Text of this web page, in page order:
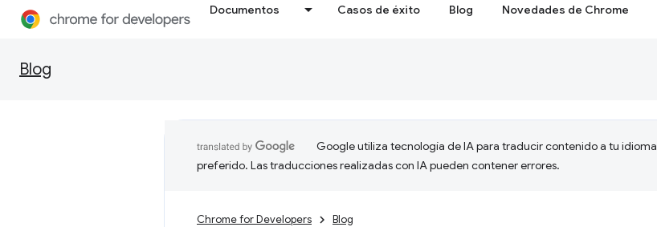
Documentos Casos de éxito Blog Novedades de Chrome
Blog
Google utiliza tecnología de IA para traducir contenido a tu idioma
preferido. Las traducciones realizadas con IA pueden contener errores.
Chrome for Developers Blog